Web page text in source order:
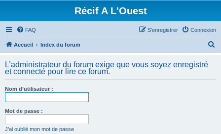
Récif A L'Ouest
FAQ Connexion
S’enregistrer
Accueil Index du forum
h
L’administrateur du forum exige que vous soyez enregistré
et connecté pour lire ce forum.
Nom d’utilisateur :
Mot de passe :
J’ai oublié mon mot de passe